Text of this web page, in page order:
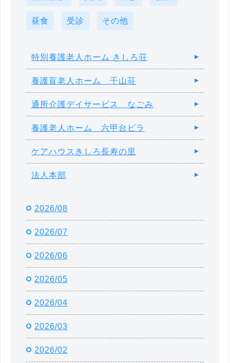
昼食 受診 その他
特別養護老人ホーム きしろ荘
養護盲老人ホーム 千山荘
通所介護デイサービス なごみ
養護老人ホーム 六甲台ビラ
ケアハウスきしろ長寿の里
法人本部
2026/08
2026/07
2026/06
2026/05
2026/04
2026/03
2026/02